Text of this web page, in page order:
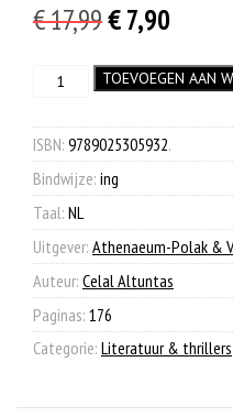
€17,99
was:
€ 17,99.
€7,90
is:
€ 7,90.
zusje!
aantal
TOEVOEGEN AAN
ISBN: 9789025305932.
Bindwijze: ing
Taal: NL
Uitgever: Athenaeum-Polak &
Auteur: Celal Altuntas
Paginas: 176
Categorie: Literatuur & thrillers